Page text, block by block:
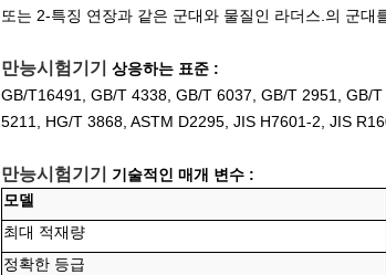
또는 2-특징 연장과 같은 군대와 물질인 라더스.의 군대
만능시험기기
상응하는 표준 :
GB/T16491, GB/T 4338, GB/T 6037, GB/T 2951, GB/
5211, HG/T 3868, ASTM D2295, JIS H7601-2, JIS
만능시험기기
기술적인 매개 변수 :
모델
최대 적재량
정확한 등급